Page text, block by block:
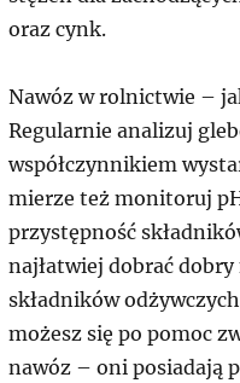
oraz cynk.
Nawóz w rolnictwie –
Regularnie analizuj
współczynnikiem
mierze też monitoruj
przystępność
najłatwiej dobrać dobry
składników
możesz się po pomoc
nawóz – oni posiadają